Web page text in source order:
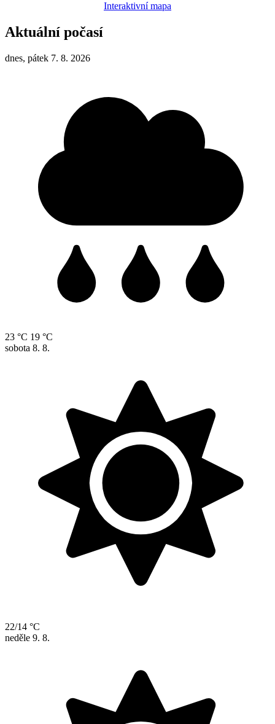
Interaktivní mapa
Aktuální počasí
dnes, pátek 7. 8. 2026
23 °C 19 °C
sobota 8. 8.
22/14 °C
neděle 9. 8.